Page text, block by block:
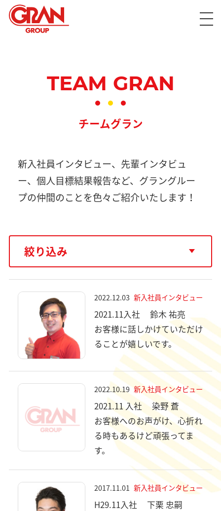
TEAM GRAN
チームグラン
新入社員インタビュー、先輩インタビュ
ー、個人目標結果報告など、グラングルー
プの仲間のことを色々ご紹介いたします！
絞り込み
2022.12.03 新入社員インタビュー
2021.11入社
鈴木 祐亮
お客様に話しかけていただけ
ることが嬉しいです。
2022.10.19 新入社員インタビュー
2021.11 入社
染野 蒼
お客様へのお声がけ、心折れ
る時もあるけど頑張ってま
す。
2017.11.01 新入社員インタビュー
H29.11入社
下栗 忠嗣